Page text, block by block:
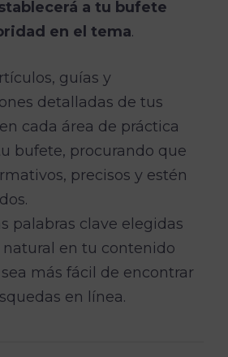
a tu bufete
en el tema.
guías y
detalladas de tus
cada área de práctica
bufete, procurando que
precisos y estén
palabras clave elegidas
en tu contenido
más fácil de encontrar
en línea.